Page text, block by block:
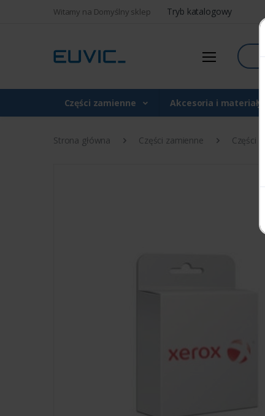
Witamy na Domyślny sklep Tryb katalogowy
Szukaj
Części zamienne Akcesoria i
Strona główna Części zamienne Części